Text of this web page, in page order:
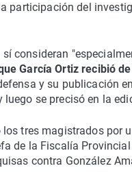
participación del
consideran
García Ortiz recibió
y su publicación
se precisó en la
tres magistrados por
de la Fiscalía
contra González